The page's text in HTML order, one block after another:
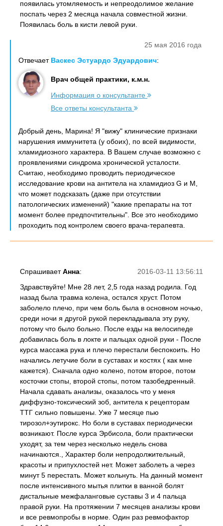
появилась утомляемость и непреодолимое желание
поспать через 2 месяца начала совместной жизни.
Появилась боль в кисти левой руки.
25 мая 2016 года
Отвечает Васкес Эстуардо Эдуардович:
Врач общей практики, к.м.н.
Информация о консультанте
Все ответы консультанта
Добрый день, Марина! Я "вижу" клинические признаки
нарушения иммунитета (у обоих), по всей видимости,
хламидиозного характера. В Вашем случае возможно с
проявлениями синдрома хронической усталости.
Считаю, необходимо проводить периодическое
исследование крови на антитела на хламидиоз G и M,
что может подсказать (даже при отсутствии
патологических изменений) "какие препараты на тот
момент более предпочтительны". Все это необходимо
проходить под контролем своего врача-терапевта.
2016-03-11 13:56:11
СпрашиваетАнна:
Здравствуйте! Мне 28 лет, 2,5 года назад родила. Год
назад была травма колена, остался хруст. Потом
заболело плечо, при чем боль была в основном ночью,
среди ночи я другой рукой перекладывала эту руку,
потому что было больно. После езды на велосипеде
добавилась боль в локте и пальцах одной руки - После
курса массажа рука и плечо перестали беспокоить. Но
начались летучие боли в суставах и костях ( как мне
кажется). Сначала одно колено, потом второе, потом
косточки стопы, второй стопы, потом тазобедренный.
Начала сдавать анализы, оказалось что у меня
диффузно-токсический зоб, антитела к рецепторам
ТТГ сильно повышены. Уже 7 месяце пью
тирозол+эутирокс. Но боли в суставах периодически
возникают. После курса Эрбисола, боли практически
уходят, за тем через несколько недель снова
начинаются., Характер боли непродолжительный,
красоты и припухлостей нет. Может заболеть а через
минут 5 перестать. Может кольнуть. На данный момент
после интенсивного мытья плитки в ванной болят
дистальные межфаланговые суставы 3 и 4 пальца
правой руки. На протяжении 7 месяцев анализы крови
и все ревмопробы в норме. Один раз ревмофактор